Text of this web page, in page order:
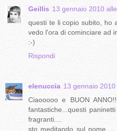
Geillis 13 gennaio 2010
questi te li copio subito, ho
vedo l'ora di cominciare ad
:-)
Rispondi
elenuccia 13 gennaio
Ciaooooo e BUON
fantastiche...questi
fragranti....
sto meditando sul nome